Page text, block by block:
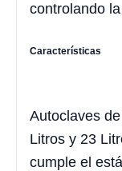
controlando
Características
Autoclaves
Litros y 23
cumple el